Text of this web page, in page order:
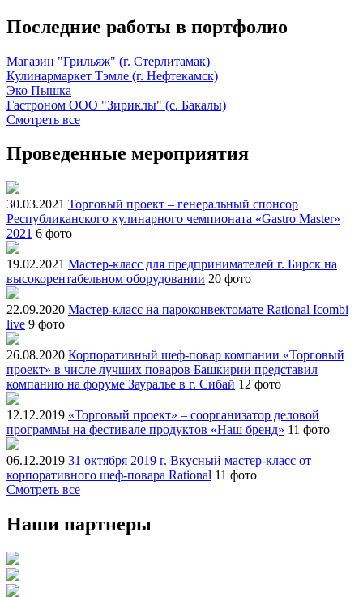
Последние работы в портфолио
Магазин "Грильяж" (г. Стерлитамак)
Кулинармаркет Тэмле (г. Нефтекамск)
Эко Пышка
Гастроном ООО "Зириклы" (с. Бакалы)
Смотреть все
Проведенные мероприятия
30.03.2021 Торговый проект – генеральный спонсор
Республиканского кулинарного чемпионата «Gastro Master»
2021 6 фото
19.02.2021 Мастер-класс для предпринимателей г. Бирск на
высокорентабельном оборудовании 20 фото
22.09.2020 Мастер-класс на пароконвектомате Rational Icombi
live 9 фото
26.08.2020 Корпоративный шеф-повар компании «Торговый
проект» в числе лучших поваров Башкирии представил
компанию на форуме Зауралье в г. Сибай 12 фото
12.12.2019 «Торговый проект» – соорганизатор деловой
программы на фестивале продуктов «Наш бренд» 11 фото
06.12.2019 31 октября 2019 г. Вкусный мастер-класс от
корпоративного шеф-повара Rational 11 фото
Смотреть все
Наши партнеры